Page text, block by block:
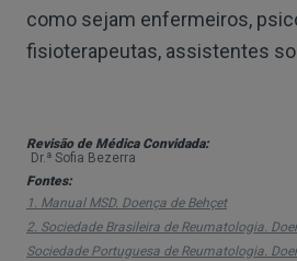
como sejam enfermeiros,
fisioterapeutas, assistentes
Revisão de Médica Convidada:
Dr.ª Sofia Bezerra
Fontes:
1. Manual MSD. Doença de Behçet
2. Sociedade Brasileira de Reumatologia.
Sociedade Portuguesa de Reumatologia.